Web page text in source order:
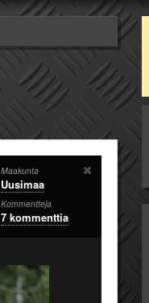
Maakunta
Uusimaa
Kommentteja
7 kommenttia